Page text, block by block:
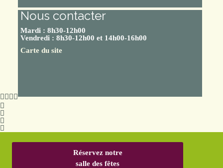
Nous contacter
Mardi : 8h30-12h00
Vendredi : 8h30-12h00 et 14h00-16h00
Carte du site
Réservez notre
salle des fêtes